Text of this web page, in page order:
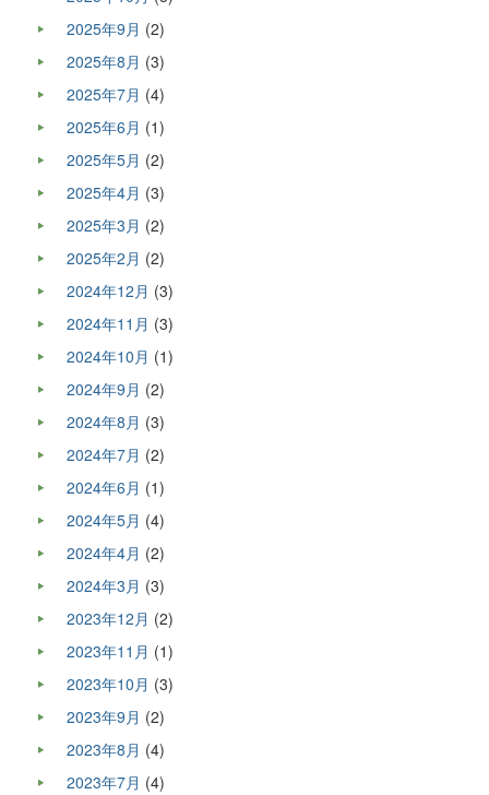
2025年9月 (2)
2025年8月 (3)
2025年7月 (4)
2025年6月 (1)
2025年5月 (2)
2025年4月 (3)
2025年3月 (2)
2025年2月 (2)
2024年12月 (3)
2024年11月 (3)
2024年10月 (1)
2024年9月 (2)
2024年8月 (3)
2024年7月 (2)
2024年6月 (1)
2024年5月 (4)
2024年4月 (2)
2024年3月 (3)
2023年12月 (2)
2023年11月 (1)
2023年10月 (3)
2023年9月 (2)
2023年8月 (4)
2023年7月 (4)